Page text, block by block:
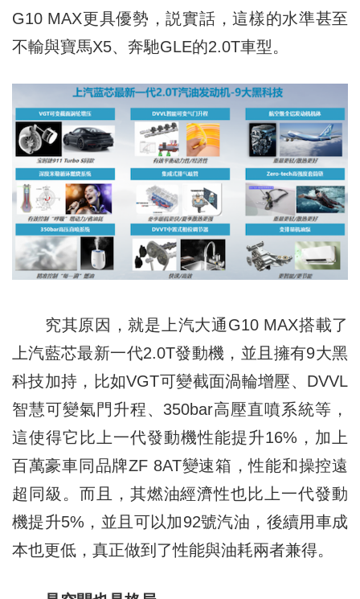
G10 MAX更具優勢，説實話，這樣的水準甚至
不輸與寶馬X5、奔馳GLE的2.0T車型。
究其原因，就是上汽大通G10 MAX搭載了
上汽藍芯最新一代2.0T發動機，並且擁有9大黑
科技加持，比如VGT可變截面渦輪增壓、DVVL
智慧可變氣門升程、350bar高壓直噴系統等，
這使得它比上一代發動機性能提升16%，加上
百萬豪車同品牌ZF 8AT變速箱，性能和操控遠
超同級。而且，其燃油經濟性也比上一代發動
機提升5%，並且可以加92號汽油，後續用車成
本也更低，真正做到了性能與油耗兩者兼得。